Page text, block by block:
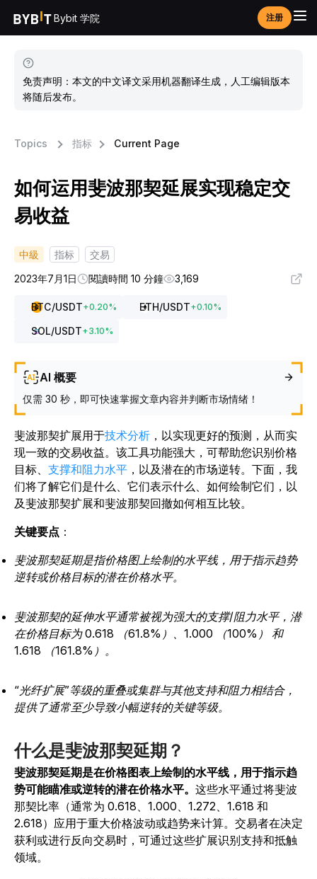
Bybit 学院 注册
免责声明：本文的中文译文采用机器翻译生成，人工编辑版本
将随后发布。
Topics 指标 Current Page
如何运用斐波那契延展实现稳定交
易收益
中級 指标
交易
2023年7月1日
閱讀時間 10 分鐘 3,169
BTC/USDT+0.20% ETH/USDT+0.10%
SOL/USDT+3.10%
AI 概要
仅需 30 秒，即可快速掌握文章内容并判断市场情绪！
斐波那契扩展用于技术分析 ，以实现更好的预测，从而实
现一致的交易收益。该工具功能强大，可帮助您识别价格
目标、 支撑和阻力水平 ，以及潜在的市场逆转。下面，我
们将了解它们是什么、它们表示什么、如何绘制它们，以
及斐波那契扩展和斐波那契回撤如何相互比较。
关键要点 ：
斐波那契延期是指价格图上绘制的水平线，用于指示趋势
逆转或价格目标的潜在价格水平。
斐波那契的延伸水平通常被视为强大的支撑/阻力水平，潜
在价格目标为 0.618 （61.8%）、1.000 （100%） 和
1.618 （161.8%）。
“光纤扩展”等级的重叠或集群与其他支持和阻力相结合，
提供了通常至少导致小幅逆转的关键等级。
什么是斐波那契延期？
斐波那契延期是在价格图表上绘制的水平线，用于指示趋
势可能瞄准或逆转的潜在价格水平。 这些水平通过将斐波
那契比率（通常为 0.618、1.000、1.272、1.618 和
2.618）应用于重大价格波动或趋势来计算。交易者在决定
获利或进行反向交易时，可通过这些扩展识别支持和抵触
领域。